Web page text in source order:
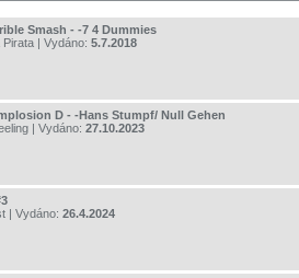
Smash - -7 4 Dummies
Pirata | Vydáno: 5.7.2018
D - -Hans Stumpf/ Null Gehen
| Vydáno: 27.10.2023
| Vydáno: 26.4.2024